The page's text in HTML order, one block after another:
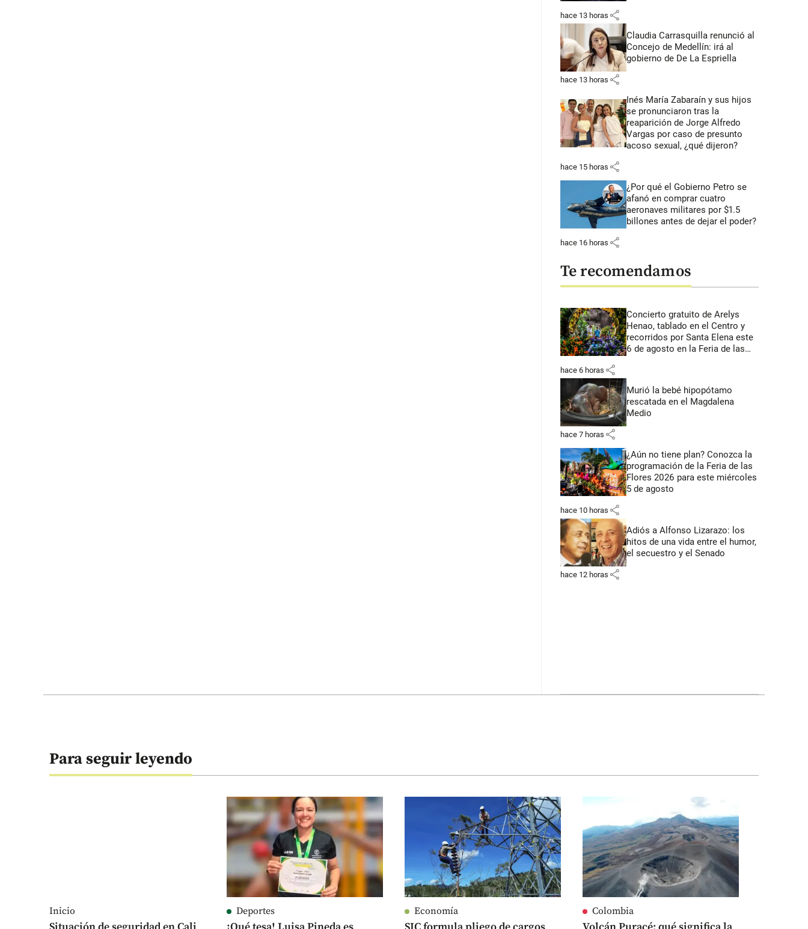
hace 13 horas share
Claudia Carrasquilla renunció al
Concejo de Medellín: irá al
gobierno de De La Espriella
hace 13 horas share
Inés María Zabaraín y sus hijos
se pronunciaron tras la
reaparición de Jorge Alfredo
Vargas por caso de presunto
acoso sexual, ¿qué dijeron?
hace 15 horas share
¿Por qué el Gobierno Petro se
afanó en comprar cuatro
aeronaves militares por $1.5
billones antes de dejar el poder?
hace 16 horas share
Te recomendamos
Concierto gratuito de Arelys
Henao, tablado en el Centro y
recorridos por Santa Elena este
6 de agosto en la Feria de las
hace 6 horas share
Murió la bebé hipopótamo
rescatada en el Magdalena
Medio
hace 7 horas share
¿Aún no tiene plan? Conozca la
programación de la Feria de las
Flores 2026 para este miércoles
5 de agosto
hace 10 horas share
Adiós a Alfonso Lizarazo: los
hitos de una vida entre el humor,
el secuestro y el Senado
hace 12 horas share
Para seguir leyendo
Inicio Deportes Economía Colombia